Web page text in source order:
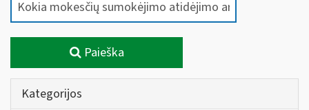
Paieška
Kategorijos